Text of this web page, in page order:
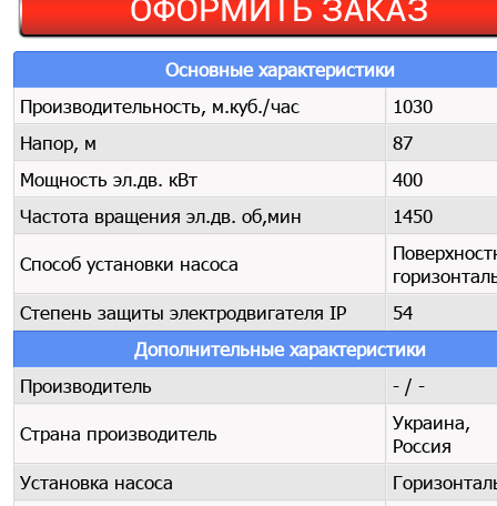
Основные характеристики
Производительность, м.куб./час
1030
Напор, м
87
Мощность эл.дв. кВт
400
Частота вращения эл.дв. об,мин
1450
Способ установки насоса
Степень защиты электродвигателя IP
54
Дополнительные характеристики
Производитель
- / -
Страна производитель
Украина,
Россия
Установка насоса